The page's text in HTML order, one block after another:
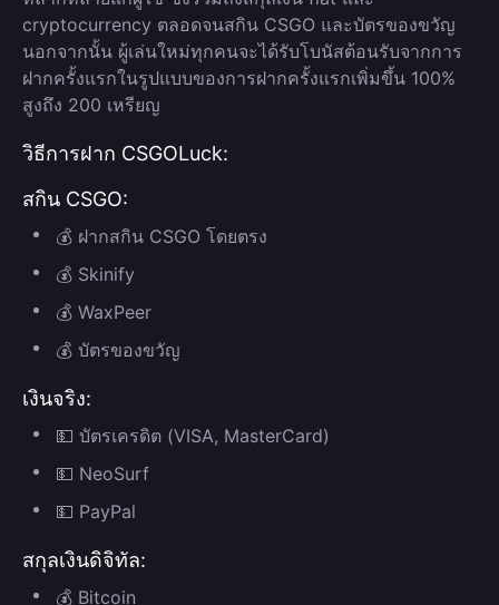
cryptocurrency ตลอดจนสกิน CSGO และบัตรของขวัญ
นอกจากนั้น ผู้เล่นใหม่ทุกคนจะได้รับโบนัสต้อนรับจากการ
ฝากครั้งแรกในรูปแบบของการฝากครั้งแรกเพิ่มขึ้น 100%
สูงถึง 200 เหรียญ
วิธีการฝาก CSGOLuck:
สกิน CSGO:
💰 ฝากสกิน CSGO โดยตรง
💰 Skinify
💰 WaxPeer
💰 บัตรของขวัญ
เงินจริง:
💵 บัตรเครดิต (VISA, MasterCard)
💵 NeoSurf
💵 PayPal
สกุลเงินดิจิทัล:
💰 Bitcoin